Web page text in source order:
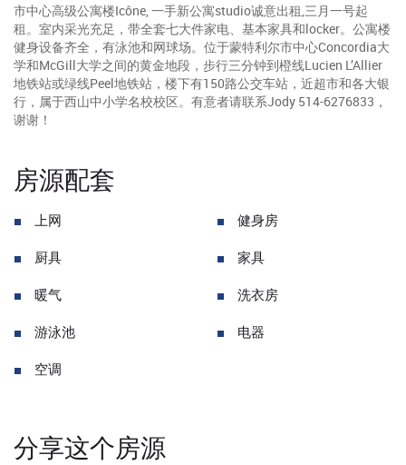
市中心高级公寓楼Icône, 一手新公寓studio诚意出租,三月一号起
租。室内采光充足，带全套七大件家电、基本家具和locker。公寓楼
健身设备齐全，有泳池和网球场。位于蒙特利尔市中心Concordia大
学和McGill大学之间的黄金地段，步行三分钟到橙线Lucien L’Allier
地铁站或绿线Peel地铁站，楼下有150路公交车站，近超市和各大银
行，属于西山中小学名校校区。有意者请联系Jody 514-6276833，
谢谢！
房源配套
上网 健身房
厨具 家具
暖气 洗衣房
游泳池 电器
空调
分享这个房源